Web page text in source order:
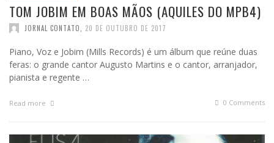
TOM JOBIM EM BOAS MÃOS (AQUILES DO MPB4)
JORNAL CONTATO, 20 DE OUTUBRO DE 2017
Piano, Voz e Jobim (Mills Records) é um álbum que reúne duas
feras: o grande cantor Augusto Martins e o cantor, arranjador,
pianista e regente …
Read more 0 Comments